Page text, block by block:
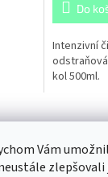
Vám
Do
Intenzivní
kol 500ml.